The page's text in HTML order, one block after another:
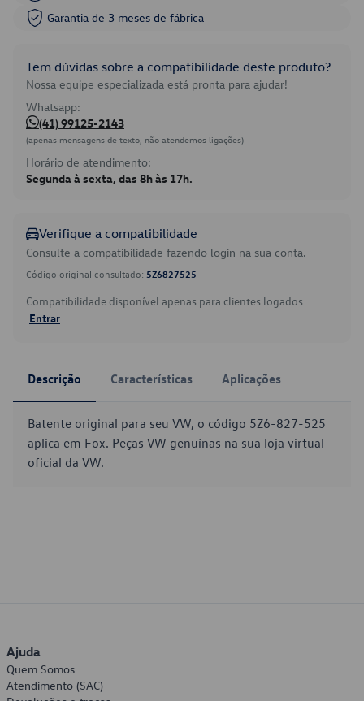
Garantia de 3 meses de fábrica
Tem dúvidas sobre a compatibilidade deste produto?
Nossa equipe especializada está pronta para ajudar!
Whatsapp:
(41) 99125-2143
(apenas mensagens de texto, não atendemos ligações)
Horário de atendimento:
Segunda à sexta, das 8h às 17h.
Verifique a compatibilidade
Consulte a compatibilidade fazendo login na sua conta.
Código original consultado: 5Z6827525
Compatibilidade disponível apenas para clientes logados.
Entrar
Descrição Características Aplicações
Batente original para seu VW, o código 5Z6-827-525
aplica em Fox. Peças VW genuínas na sua loja virtual
oficial da VW.
Ajuda
Quem Somos
Atendimento (SAC)